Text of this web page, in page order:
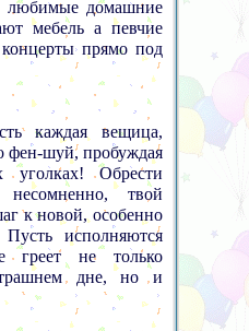
любимые домашние
мебель а певчие
прямо под
каждая вещица,
фен-шуй, пробуждая
Обрести
твой
к новой, особенно
исполняются
греет не только
дне, но и